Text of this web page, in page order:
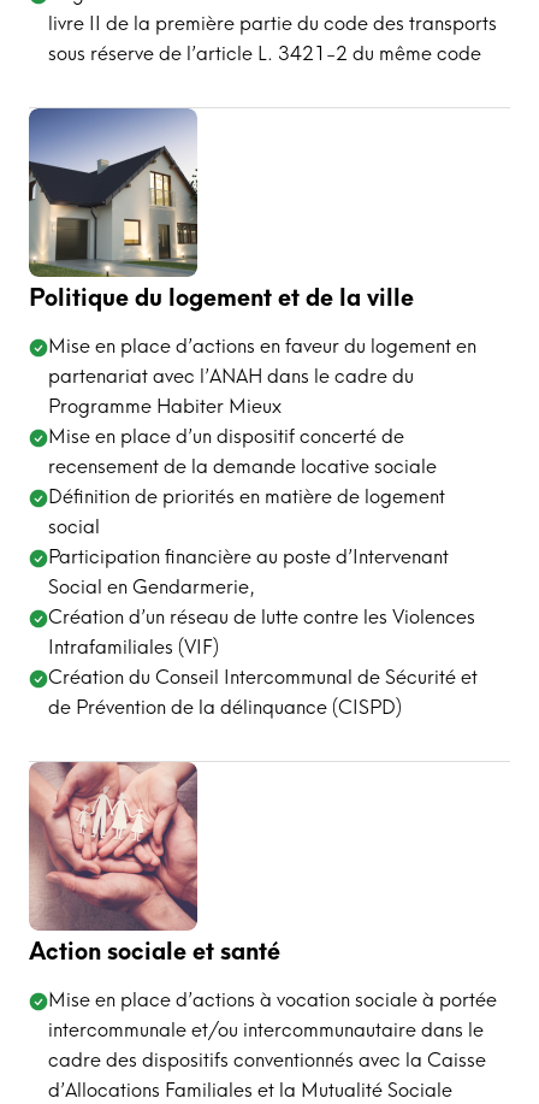
livre II de la première partie du code des transports
sous réserve de l’article L. 3421-2 du même code
Politique du logement et de la ville
Mise en place d’actions en faveur du logement en
partenariat avec l’ANAH dans le cadre du
Programme Habiter Mieux
Mise en place d’un dispositif concerté de
recensement de la demande locative sociale
Définition de priorités en matière de logement
social
Participation financière au poste d’Intervenant
Social en Gendarmerie,
Création d’un réseau de lutte contre les Violences
Intrafamiliales (VIF)
Création du Conseil Intercommunal de Sécurité et
de Prévention de la délinquance (CISPD)
Action sociale et santé
Mise en place d’actions à vocation sociale à portée
intercommunale et/ou intercommunautaire dans le
cadre des dispositifs conventionnés avec la Caisse
d’Allocations Familiales et la Mutualité Sociale